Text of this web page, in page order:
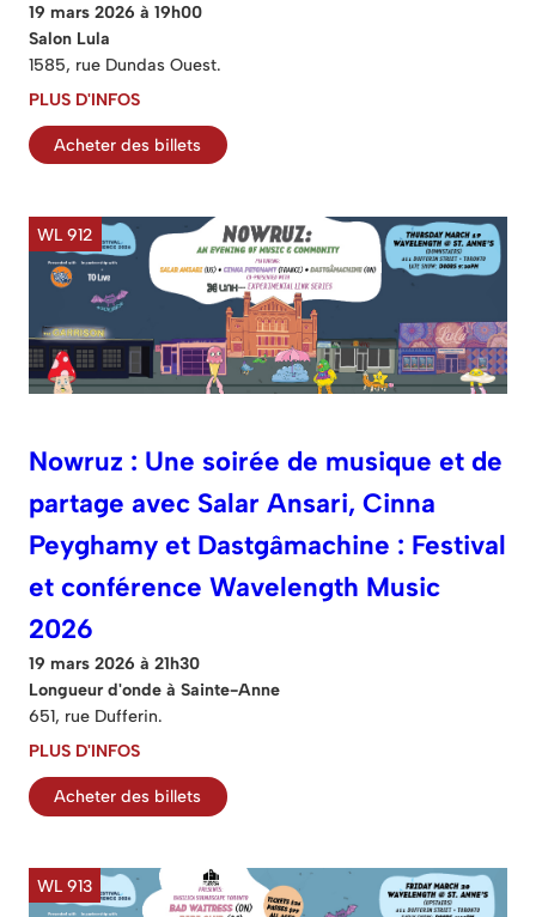
19 mars 2026 à 19h00
Salon Lula
1585, rue Dundas Ouest.
PLUS D'INFOS
Acheter des billets
WL 912
Nowruz : Une soirée de musique et de
partage avec Salar Ansari, Cinna
Peyghamy et Dastgâmachine : Festival
et conférence Wavelength Music
2026
19 mars 2026 à 21h30
Longueur d'onde à Sainte-Anne
651, rue Dufferin.
PLUS D'INFOS
Acheter des billets
WL 913